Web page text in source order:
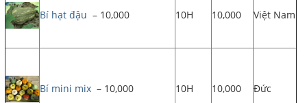
Bí hạt đậu – 10,000 10H 10,000 Việt Nam
Bí mini mix – 10,000 10H 10,000 Đức